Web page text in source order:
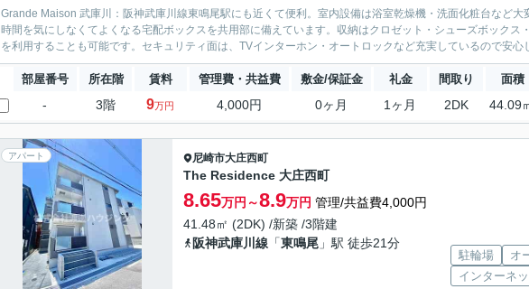
Grande Maison 武庫川：阪神武庫川線東鳴尾駅にも近くて便利。室内設備は浴室乾燥機・洗面化粧台など
時間を気にしなくてよくなる宅配ボックスを共用部に備えています。収納はクロゼット・シューズボックス
を利用することも可能です。セキュリティ面は、TVインターホン・オートロックなど充実しているので安心
部屋番号 所在階 賃料 管理費・共益費 敷金/保証金 礼金 間取り 面積
- 3階 9万円 4,000円 0ヶ月 1ヶ月 2DK 44.09
アパート 尼崎市大庄西町
The Residence 大庄西町
8.65万円～8.9万円 管理/共益費4,000円
41.48㎡ (2DK) /新築 /3階建
阪神武庫川線 「東鳴尾 」駅 徒歩21分
駐輪場 オ
インターネ